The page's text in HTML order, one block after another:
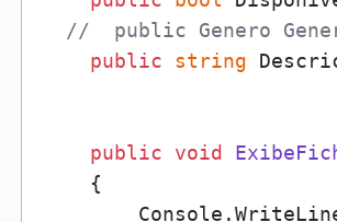
//  public Genero
public
string
public void
    {